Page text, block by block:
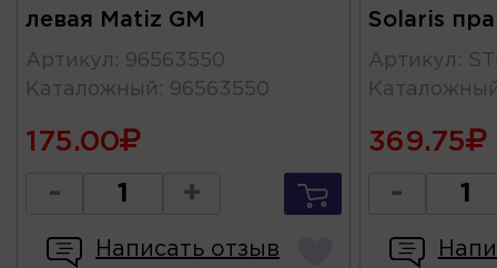
левая Matiz GM
Артикул : 96563550
Каталожный : 96563550
175.00
- +
Написать отзыв
Solaris
Артикул :
369.75
-